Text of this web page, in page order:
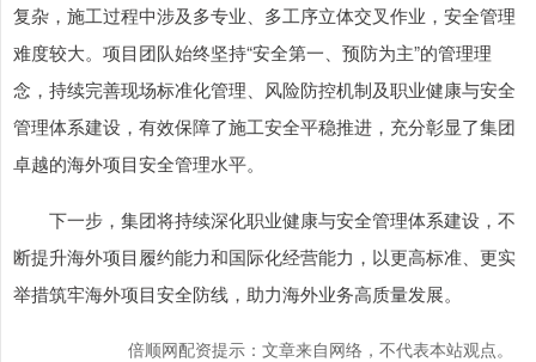
复杂，施工过程中涉及多专业、多工序立体交叉作业，安全管理
难度较大。项目团队始终坚持“安全第一、预防为主”的管理理
念，持续完善现场标准化管理、风险防控机制及职业健康与安全
管理体系建设，有效保障了施工安全平稳推进，充分彰显了集团
卓越的海外项目安全管理水平。
下一步，集团将持续深化职业健康与安全管理体系建设，不
断提升海外项目履约能力和国际化经营能力，以更高标准、更实
举措筑牢海外项目安全防线，助力海外业务高质量发展。
倍顺网配资提示：文章来自网络，不代表本站观点。